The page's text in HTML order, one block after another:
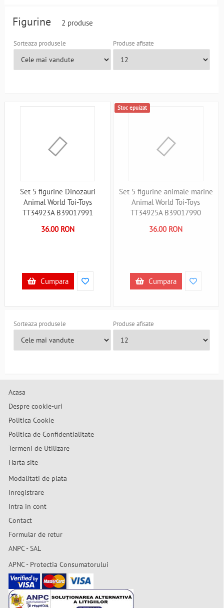
Figurine 2 produse
Sorteaza produsele Produse afisate
Set 5 figurine Dinozauri
Animal World Toi-Toys
TT34923A B39017991
36.00 RON
Cumpara
Stoc epuizat
Set 5 figurine animale marine
Animal World Toi-Toys
TT34925A B39017990
36.00 RON
Cumpara
Sorteaza produsele Produse afisate
Acasa
Despre cookie-uri
Politica Cookie
Politica de Confidentialitate
Termeni de Utilizare
Harta site
Modalitati de plata
Inregistrare
Intra in cont
Contact
Formular de retur
ANPC - SAL
APNC - Protectia Consumatorului